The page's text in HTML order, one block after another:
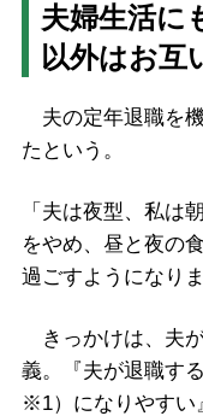
夫婦生活に
以外はお互
夫の定年退職を
たという。
「夫は夜型、私は
をやめ、昼と夜の
過ごすようになりま
きっかけは、夫
義。『夫が退職す
※1）になりやすい